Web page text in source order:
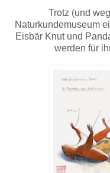
Trotz (und
Naturkundemuseum
Eisbär Knut und
werden für